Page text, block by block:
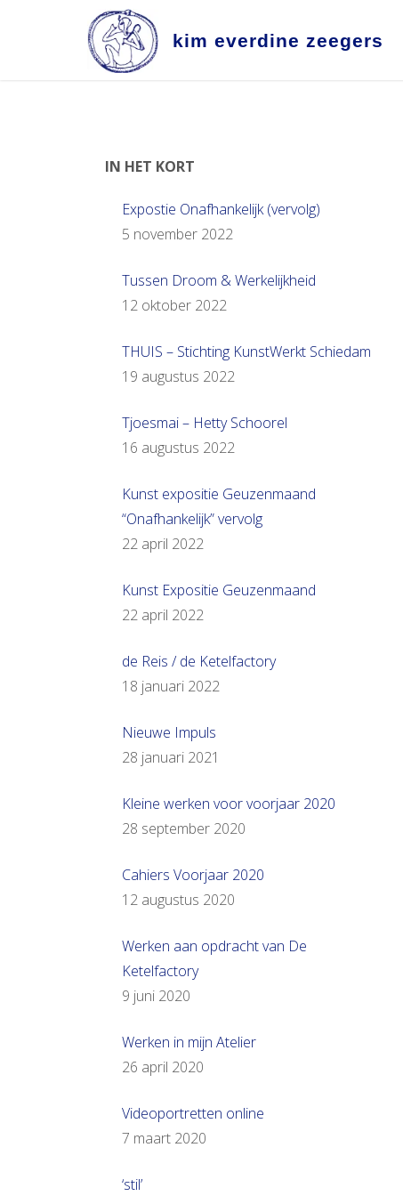
kim everdine zeegers
IN HET KORT
Expostie Onafhankelijk (vervolg)
5 november 2022
Tussen Droom & Werkelijkheid
12 oktober 2022
THUIS – Stichting KunstWerkt Schiedam
19 augustus 2022
Tjoesmai – Hetty Schoorel
16 augustus 2022
Kunst expositie Geuzenmaand
“Onafhankelijk” vervolg
22 april 2022
Kunst Expositie Geuzenmaand
22 april 2022
de Reis / de Ketelfactory
18 januari 2022
Nieuwe Impuls
28 januari 2021
Kleine werken voor voorjaar 2020
28 september 2020
Cahiers Voorjaar 2020
12 augustus 2020
Werken aan opdracht van De
Ketelfactory
9 juni 2020
Werken in mijn Atelier
26 april 2020
Videoportretten online
7 maart 2020
‘stil’